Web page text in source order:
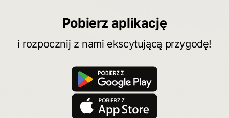
Pobierz aplikację
i rozpocznij z nami ekscytującą przygodę!